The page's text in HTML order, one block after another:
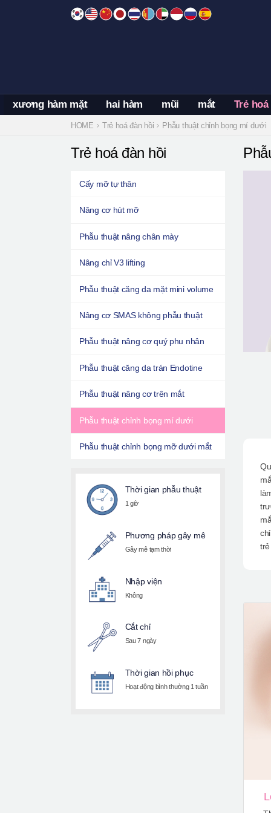
xương hàm mặt hai hàm mũi mắt Trẻ
HOME Trẻ hoá đàn hồi Phẫu thuật chỉnh bọng mí dưới
Trẻ hoá đàn hồi
Cấy mỡ tự thân
Nâng cơ hút mỡ
Phẫu thuật nâng chân mày
Nâng chỉ V3 lifting
Phẫu thuật căng da mặt mini volume
Nâng cơ SMAS không phẫu thuật
Phẫu thuật nâng cơ quý phu nhân
Phẫu thuật căng da trán Endotine
Phẫu thuật nâng cơ trên mắt
Phẫu thuật chỉnh bọng mí dưới
Phẫu thuật chỉnh bọng mỡ dưới mắt
Thời gian phẫu thuật
1 giờ
Phương pháp gây mê
Gây mê tạm thời
Nhập viện
Không
Cắt chỉ
Sau 7 ngày
Thời gian hồi phục
Hoạt động bình thường 1 tuần